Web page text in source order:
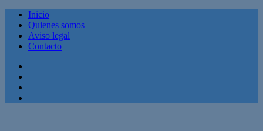
Inicio
Quienes somos
Aviso legal
Contacto